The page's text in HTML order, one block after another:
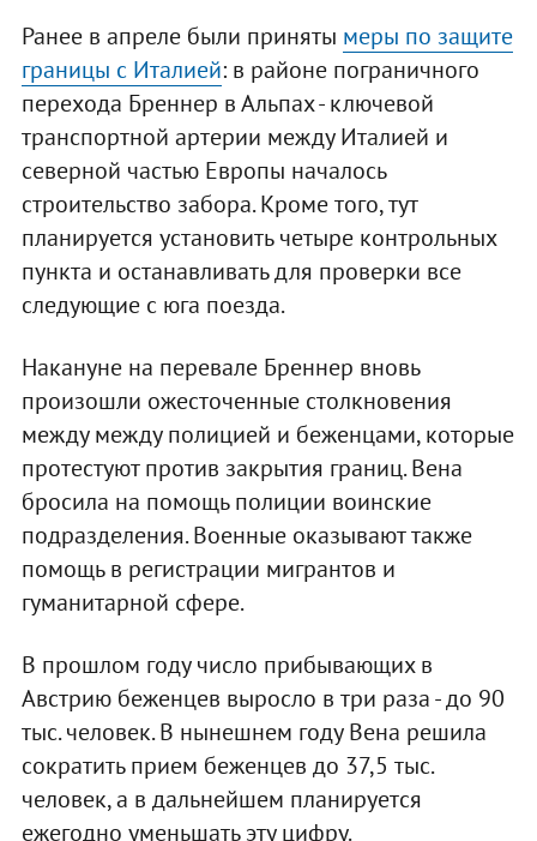
Ранее в апреле были приняты меры по защите
границы с Италией: в районе пограничного
перехода Бреннер в Альпах - ключевой
транспортной артерии между Италией и
северной частью Европы началось
строительство забора. Кроме того, тут
планируется установить четыре контрольных
пункта и останавливать для проверки все
следующие с юга поезда.
Накануне на перевале Бреннер вновь
произошли ожесточенные столкновения
между между полицией и беженцами, которые
протестуют против закрытия границ. Вена
бросила на помощь полиции воинские
подразделения. Военные оказывают также
помощь в регистрации мигрантов и
гуманитарной сфере.
В прошлом году число прибывающих в
Австрию беженцев выросло в три раза - до 90
тыс. человек. В нынешнем году Вена решила
сократить прием беженцев до 37,5 тыс.
человек, а в дальнейшем планируется
ежегодно уменьшать эту цифру.